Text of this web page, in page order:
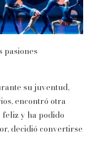
pasiones
su juventud,
encontró otra
y ha podido
decidió convertirse